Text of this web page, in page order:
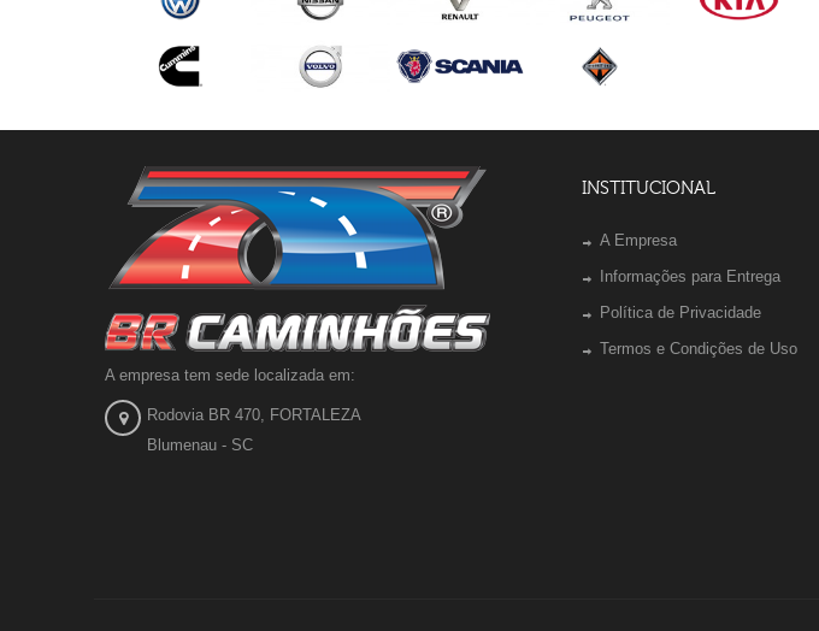
A empresa tem sede localizada em:
Rodovia BR 470, FORTALEZA
Blumenau - SC
INSTITUCIONAL
A Empresa
Informações para Entrega
Política de Privacidade
Termos e Condições de Uso